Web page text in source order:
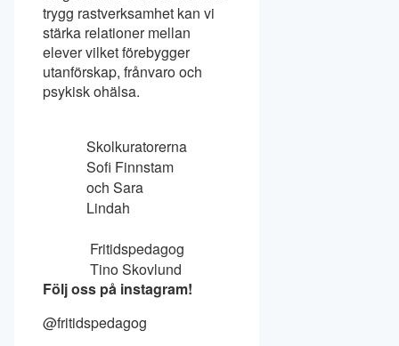
trygg rastverksamhet kan vi
stärka relationer mellan
elever vilket förebygger
utanförskap, frånvaro och
psykisk ohälsa.
Skolkuratorerna
Sofi Finnstam
och Sara
Lindah
Fritidspedagog
Tino Skovlund
Följ oss på instagram!
@fritidspedagog